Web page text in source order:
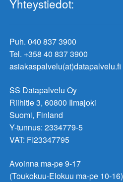
Yhteystiedot:
Puh. 040 837 3900
Tel. +358 40 837 3900
asiakaspalvelu(at)datapalvelu.fi
SS Datapalvelu Oy
Riihitie 3, 60800 Ilmajoki
Suomi, Finland
Y-tunnus: 2334779-5
VAT: FI23347795
Avoinna ma-pe 9-17
(Toukokuu-Elokuu ma-pe 10-16)